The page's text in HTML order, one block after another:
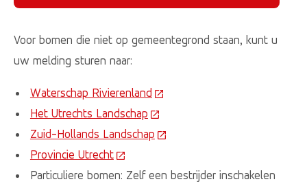
Voor bomen die niet op gemeentegrond staan, kunt u
uw melding sturen naar:
Waterschap Rivierenland (Deze link gaat naar een
Het Utrechts Landschap (Deze link gaat naar een
Zuid-Hollands Landschap (Deze link gaat naar een
Provincie Utrecht(Deze link gaat naar een externe
Particuliere bomen: Zelf een bestrijder inschakelen